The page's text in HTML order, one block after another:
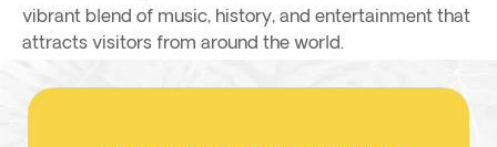
vibrant blend of music, history, and entertainment that
attracts visitors from around the world.